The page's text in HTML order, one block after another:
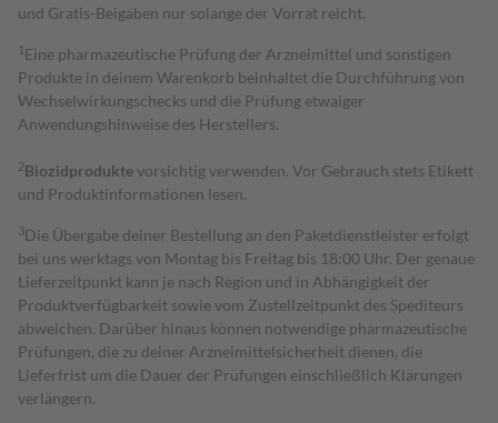
und Gratis-Beigaben nur solange der Vorrat reicht.
1 Eine pharmazeutische Prüfung der Arzneimittel und sonstigen
Produkte in deinem Warenkorb beinhaltet die Durchführung von
Wechselwirkungschecks und die Prüfung etwaiger
Anwendungshinweise des Herstellers.
2Biozidproduktevorsichtig verwenden. Vor Gebrauch stets Etikett
und Produktinformationen lesen.
3Die Übergabe deiner Bestellung an den Paketdienstleister erfolgt
bei uns werktags von Montag bis Freitag bis 18:00 Uhr. Der genaue
Lieferzeitpunkt kann je nach Region und in Abhängigkeit der
Produktverfügbarkeit sowie vom Zustellzeitpunkt des Spediteurs
abweichen. Darüber hinaus können notwendige pharmazeutische
Prüfungen, die zu deiner Arzneimittelsicherheit dienen, die
Lieferfrist um die Dauer der Prüfungen einschließlich Klärungen
verlängern.